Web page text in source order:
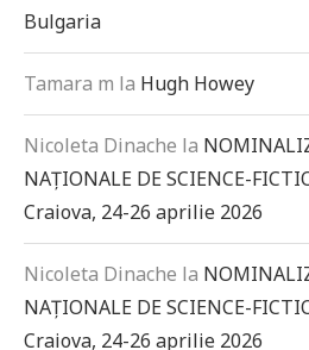
Bulgaria
Tamara m la Hugh Howey
Nicoleta Dinache la
NAȚIONALE DE SCIENCE-
Craiova, 24-26 aprilie 2026
Nicoleta Dinache la
NAȚIONALE DE SCIENCE-
Craiova, 24-26 aprilie 2026